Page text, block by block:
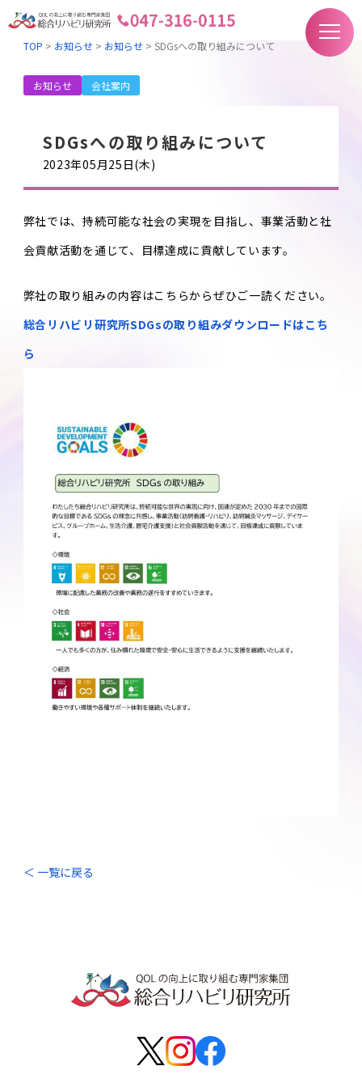
TOP > お知らせ> お知らせ> SDGsへの取り組みについて
お知らせ 会社案内
SDGsへの取り組みについて
2023年05月25日(木)
弊社では、持続可能な社会の実現を目指し、事業活動と社
会貢献活動を通じて、目標達成に貢献しています。
弊社の取り組みの内容はこちらからぜひご一読ください。
総合リハビリ研究所SDGsの取り組みダウンロードはこち
ら
＜ 一覧に戻る